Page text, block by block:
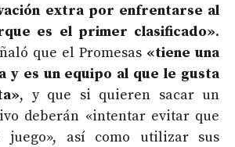
extra por enfrentarse al
es el primer clasificado».
que el Promesas «tiene una
y es un equipo al que le gusta
, y que si quieren sacar un
deberán «intentar evitar que
juego», así como utilizar sus